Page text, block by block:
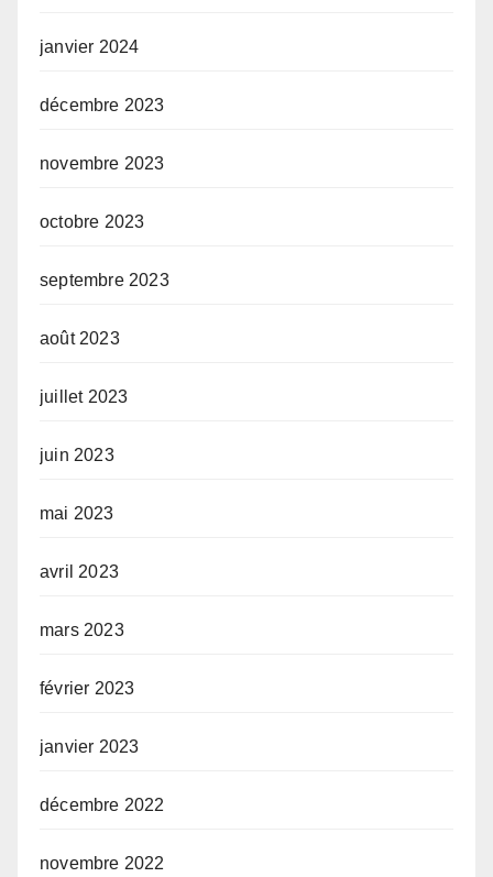
janvier 2024
décembre 2023
novembre 2023
octobre 2023
septembre 2023
août 2023
juillet 2023
juin 2023
mai 2023
avril 2023
mars 2023
février 2023
janvier 2023
décembre 2022
novembre 2022